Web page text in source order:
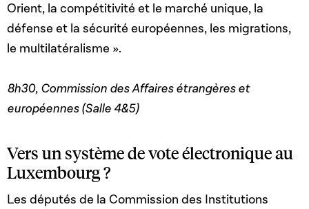
Orient, la compétitivité et le marché unique, la
défense et la sécurité européennes, les migrations,
le multilatéralisme ».
8h30, Commission des Affaires étrangères et
européennes (Salle 4&5)
Vers un système de vote électronique au
Luxembourg ?
Les députés de la Commission des Institutions